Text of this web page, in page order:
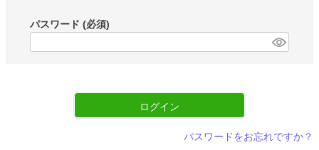
パスワード (必須)
ログイン
パスワードをお忘れですか？